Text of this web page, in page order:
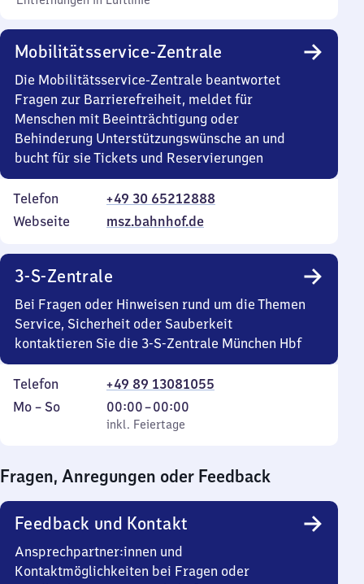
Mobilitätsservice-Zentrale
Die Mobilitätsservice-Zentrale beantwortet
Fragen zur Barrierefreiheit, meldet für
Menschen mit Beeinträchtigung oder
Behinderung Unterstützungswünsche an und
bucht für sie Tickets und Reservierungen
Telefon
+49 30 65212888
Webseite
msz.bahnhof.de
3-S-Zentrale
Bei Fragen oder Hinweisen rund um die Themen
Service, Sicherheit oder Sauberkeit
kontaktieren Sie die 3-S-Zentrale München Hbf
Telefon
+49 89 13081055
Montag
Mo – So,
inkl. Feiertage
00:00–00:00
Von
0
0
Uhr
inkl. Feiertage
Fragen, Anregungen oder Feedback
Feedback und Kontakt
Ansprechpartner:innen und
Kontaktmöglichkeiten bei Fragen oder